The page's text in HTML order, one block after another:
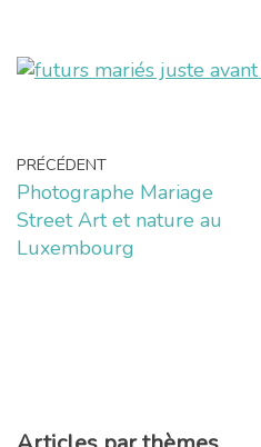
PRÉCÉDENT
Photographe Mariage
Street Art et nature au
Luxembourg